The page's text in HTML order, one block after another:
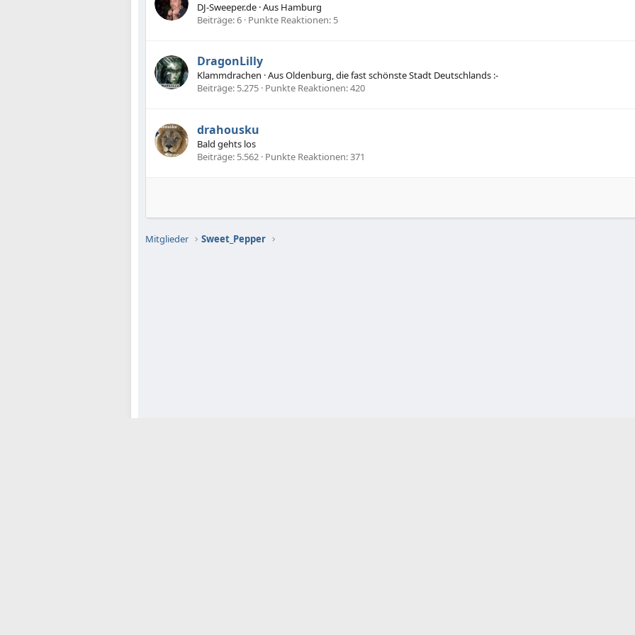
DJ-Sweeper.de ·Aus Hamburg
Beiträge 6 Punkte Reaktionen 5
DragonLilly
Klammdrachen ·AusOldenburg, die fast schönste Stadt Deutschlands :-
Beiträge 5.275 Punkte Reaktionen 420
drahousku
Bald gehts los
Beiträge 5.562 Punkte Reaktionen 371
Mitglieder Sweet_Pepper